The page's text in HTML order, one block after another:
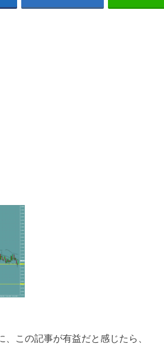
、この記事が有益だと感じたら、